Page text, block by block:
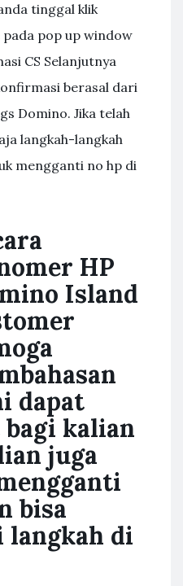
tinggal klik
pada pop up window
CS Selanjutnya
berasal dari
Domino. Jika telah
langkah-langkah
mengganti no hp di
HP
Island
dapat
kalian
juga
bisa
langkah di